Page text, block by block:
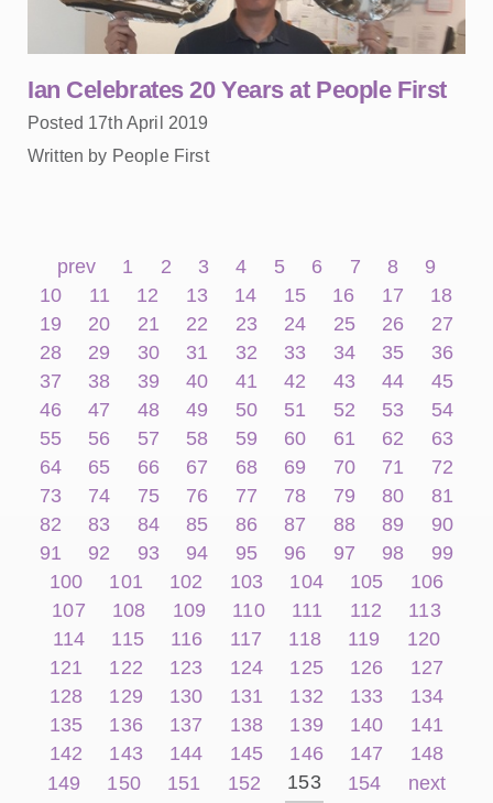
Ian Celebrates 20 Years at People First
Posted 17th April 2019
Written by People First
prev 1 2 3 4 5 6 7 8
9
10
11 12 13 14 15 16 17
18
19
20 21 22 23 24 25 26
27
28
29 30 31 32 33 34 35
36
37
38 39 40 41 42 43 44
45
46
47 48 49 50 51 52 53
54
55
56 57 58 59 60 61 62
63
64
65 66 67 68 69 70 71
72
73
74 75 76 77 78 79 80
81
82
83 84 85 86 87 88 89
90
91
92 93 94 95 96 97 98
99
100
101 102 103 104 105
106
107
108 109 110 111 112
113
114
115 116 117 118 119
120
121
122 123 124 125 126
127
128
129 130 131 132 133
134
135
136 137 138 139 140
141
142
143 144 145 146 147
148
149
150 151 152 153 154 next